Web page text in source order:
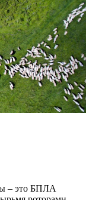
– это БПЛА